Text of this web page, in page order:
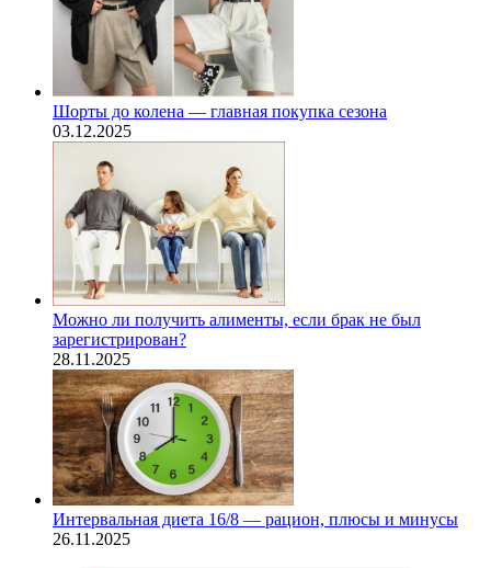
Шорты до колена — главная покупка сезона
03.12.2025
Можно ли получить алименты, если брак не был
зарегистрирован?
28.11.2025
Интервальная диета 16/8 — рацион, плюсы и минусы
26.11.2025